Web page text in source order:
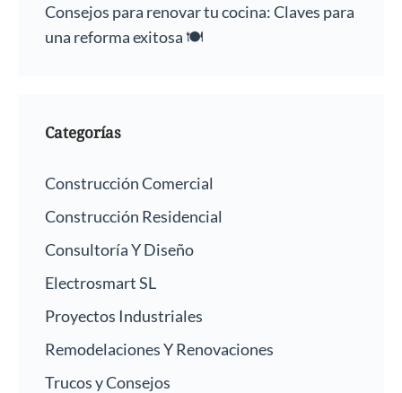
Consejos para renovar tu cocina: Claves para
una reforma exitosa 🍽️
Categorías
Construcción Comercial
Construcción Residencial
Consultoría Y Diseño
Electrosmart SL
Proyectos Industriales
Remodelaciones Y Renovaciones
Trucos y Consejos